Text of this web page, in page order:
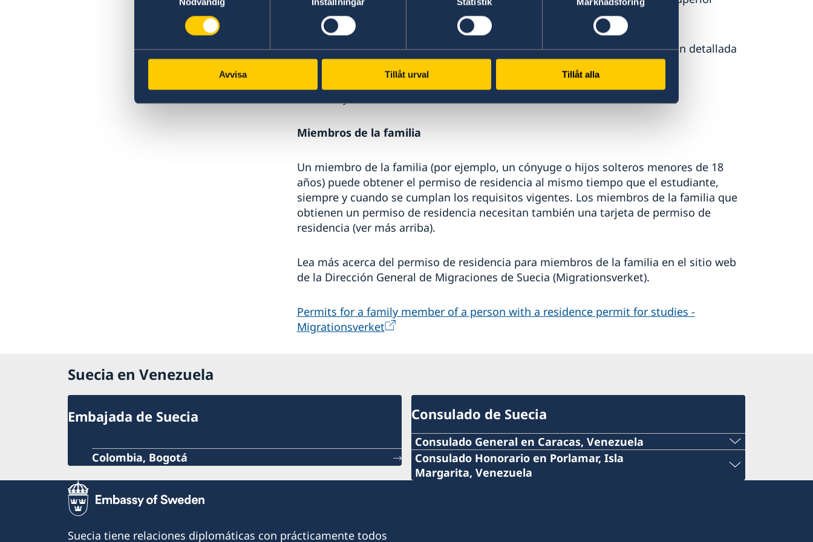
Avvisa Tillåt urval Tillåt alla
correspondiente.
Si está interesado en estudios superiores en Suecia encontrará información detallada
en el sitio web Study in Sweden.
Miembros de la familia
Un miembro de la familia (por ejemplo, un cónyuge o hijos solteros menores de 18
años) puede obtener el permiso de residencia al mismo tiempo que el estudiante,
siempre y cuando se cumplan los requisitos vigentes. Los miembros de la familia que
obtienen un permiso de residencia necesitan también una tarjeta de permiso de
residencia (ver más arriba).
Lea más acerca del permiso de residencia para miembros de la familia en el sitio web
de la Dirección General de Migraciones de Suecia (Migrationsverket).
Permits for a family member of a person with a resi­dence permit for studies -
Migrationsverket
Suecia en Venezuela
Embajada de Suecia
Colombia, Bogotá
Consulado de Suecia
Consulado General en Caracas, Venezuela
Teléfono:
+58 212 7501040
Consulado Honorario en Porlamar, Isla
Margarita, Venezuela
Suecia tiene relaciones diplomáticas con prácticamente todos